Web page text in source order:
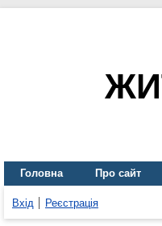
Головна Про сайт
Вхід Реєстрація